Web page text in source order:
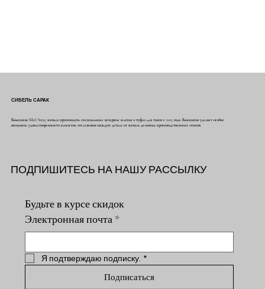
СИБЕЛЬ САРАК
Компания Sibel Saraç начала производить специальные вечерние платья и туфли для танго с 2015 года. Компания уделяет особое
внимание удовлетворенности клиентов, отслеживая каждую деталь от начала до конца производственных этапов.
ПОДПИШИТЕСЬ НА НАШУ РАССЫЛКУ
Будьте в курсе скидок
Электронная почта *
Я подтверждаю подписку. *
Подписаться